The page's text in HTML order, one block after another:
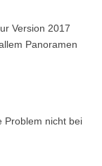
Version 2017
Panoramen
Problem nicht bei